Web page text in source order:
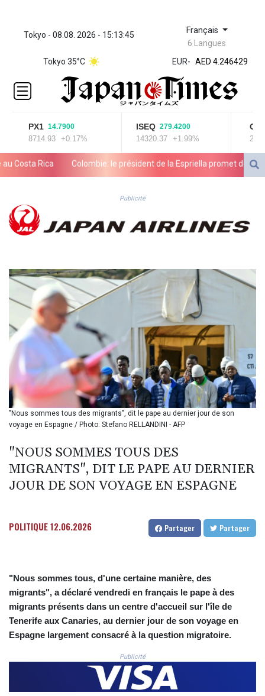
Tokyo - 08.08. 2026 - 15:13:45 Français
6 Langues
Tokyo 35°C
EUR-
ZWL 372.275202
AED 4.246429
AED 4.246429
ALL 93.189144
AMD
1060.176801
ARS
1724.882575
AUD 1.635501
BBD 2.328337
BIF 3453.955207
BMD 1.156136
BND 1.481323
BOB 13.739522
BRL 5.876989
BSD 1.155995
BTN 110.001186
BWP 15.603479
BYN 3.442212
BYR
22660.258427
BZD 2.324897
CHF 0.934181
CLP
CNH 7.796152
CUC 1.156136
CUP 30.637594
CVE 110.646682
CZK 24.258158
DJF 205.46888
DOP 67.345355
PX1 14.7900
8714.93 +0.17%
ISEQ 279.4200
14320.37 +1.99%
Rica Colombie: le président de la Espriella promet de
Publicité
"Nous sommes tous des migrants", dit le pape au dernier jour de son
voyage en Espagne / Photo: Stefano RELLANDINI - AFP
"NOUS SOMMES TOUS DES
MIGRANTS", DIT LE PAPE AU DERNIER
JOUR DE SON VOYAGE EN ESPAGNE
POLITIQUE12.06.2026 Partager Partager
"Nous sommes tous, d'une certaine manière, des
migrants", a déclaré vendredi en français le pape à des
migrants présents dans un centre d'accueil sur l'île de
Tenerife aux Canaries, au dernier jour de son voyage en
Espagne largement consacré à la question migratoire.
Publicité